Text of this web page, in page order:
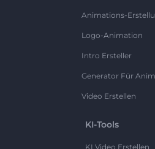
Animations-
Logo-Animation
Intro Ersteller
Generator Für
Video Erstellen
KI-Tools
KI Video Erstellen